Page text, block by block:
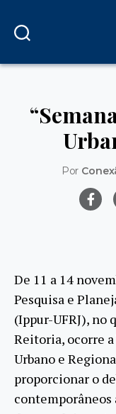
Por
De 11 a 14
Pesquisa e
(Ippur-UFRJ), no
Reitoria, ocorre
Urbano e
proporcionar o
contemporâneos